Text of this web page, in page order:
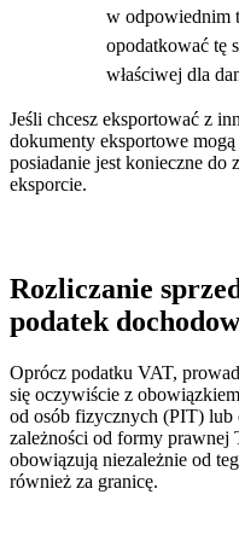
w odpowiednim
opodatkować tę
właściwej dla
Jeśli chcesz eksportować z
dokumenty eksportowe
posiadanie jest konieczne do
eksporcie.
Rozliczanie
podatek
Oprócz podatku VAT,
się oczywiście z
od osób fizycznych (PIT)
zależności od formy prawnej
obowiązują niezależnie od
również za granicę.